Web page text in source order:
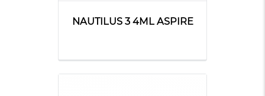
NAUTILUS 3 4ML ASPIRE